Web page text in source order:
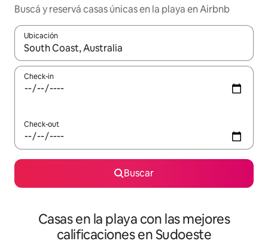
Buscá y reservá casas únicas en la playa en Airbnb
Ubicación
Cuando los resultados estén disponibles, navegá con las
Check-in
Check-out
Buscar
Casas en la playa con las mejores
calificaciones en Sudoeste